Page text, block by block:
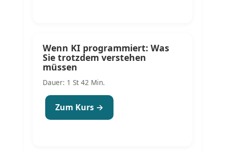
Wenn KI programmiert: Was
Sie trotzdem verstehen
müssen
Dauer: 1 St 42 Min.
Zum Kurs →